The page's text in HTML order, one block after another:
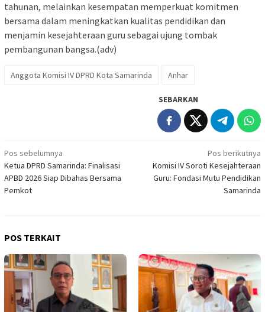
tahunan, melainkan kesempatan memperkuat komitmen
bersama dalam meningkatkan kualitas pendidikan dan
menjamin kesejahteraan guru sebagai ujung tombak
pembangunan bangsa.(adv)
Anggota Komisi IV DPRD Kota Samarinda Anhar
SEBARKAN
Navigasi
pos
Pos sebelumnya
Ketua DPRD Samarinda: Finalisasi
APBD 2026 Siap Dibahas Bersama
Pemkot
Pos berikutnya
Komisi IV Soroti Kesejahteraan
Guru: Fondasi Mutu Pendidikan
Samarinda
POS TERKAIT